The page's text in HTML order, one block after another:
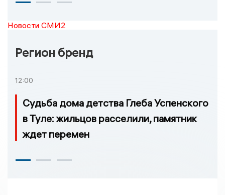
Новости СМИ2
Регион бренд
12:00
Судьба дома детства Глеба Успенского
в Туле: жильцов расселили, памятник
ждет перемен